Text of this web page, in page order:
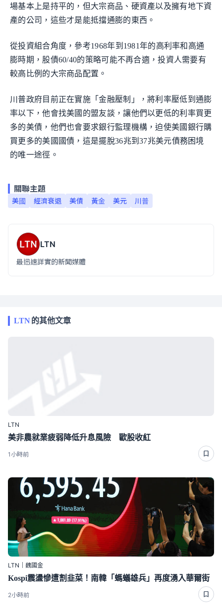
場基本上是持平的，但大宗商品、硬資產以及擁有地下資
產的公司，這些才是能抵擋通膨的東西。
從投資組合角度，參考1968年到1981年的高利率和高通
膨時期，股債60/40的策略可能不再合適，投資人需要有
較高比例的大宗商品配置。
川普政府目前正在實施「金融壓制」，將利率壓低到通膨
率以下，他會找美國的盟友談，讓他們以更低的利率買更
多的美債，他們也會要求銀行監理機構，迫使美國銀行購
買更多的美國國債，這是擺脫36兆到37兆美元債務困境
的唯一途徑。
關聯主題
美國 經濟衰退 美債 黃金 美元 川普
LTN
最迅速詳實的新聞媒體
LTN的其他文章
LTN
美非農就業疲弱降低升息風險 歐股收紅
1小時前
LTN｜魏國金
Kospi震盪慘遭割韭菜！南韓「螞蟻雄兵」再度湧入華爾街
2小時前